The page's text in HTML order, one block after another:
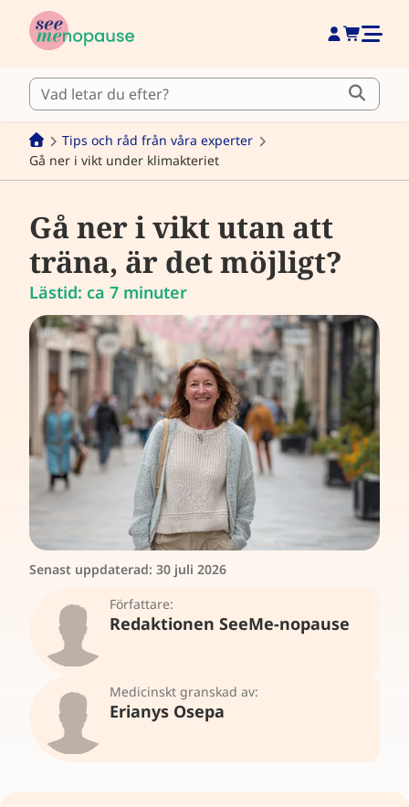
Tips och råd från våra experter
Gå ner i vikt under klimakteriet
Gå ner i vikt utan att
träna, är det möjligt?
Lästid: ca 7 minuter
Senast uppdaterad: 30 juli 2026
Författare:
Redaktionen SeeMe-nopause
Medicinskt granskad av:
Erianys Osepa